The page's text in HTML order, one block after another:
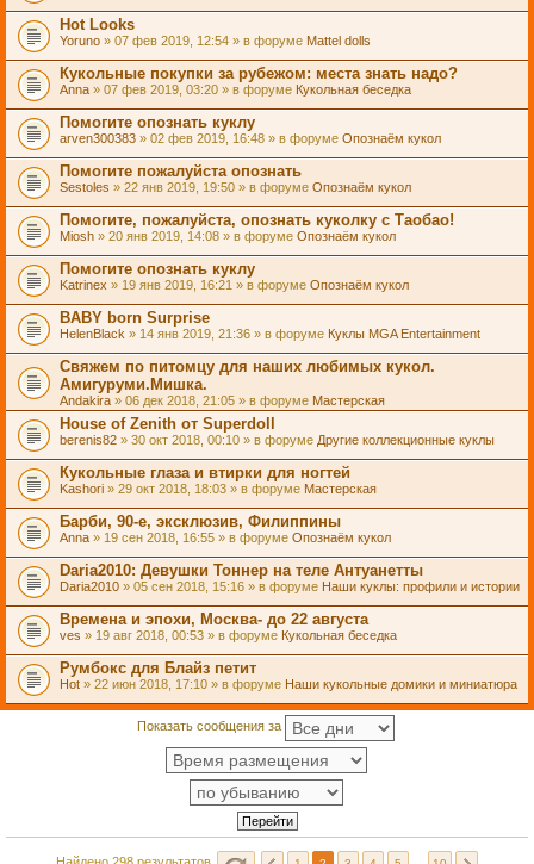
Hot Looks
Yoruno » 07 фев 2019, 12:54 » в форуме Mattel dolls
Кукольные покупки за рубежом: места знать надо?
Anna » 07 фев 2019, 03:20 » в форуме Кукольная беседка
Помогите опознать куклу
arven300383 » 02 фев 2019, 16:48 » в форуме Опознаём кукол
Помогите пожалуйста опознать
Sestoles » 22 янв 2019, 19:50 » в форуме Опознаём кукол
Помогите, пожалуйста, опознать куколку с Таобао!
Miosh » 20 янв 2019, 14:08 » в форуме Опознаём кукол
Помогите опознать куклу
Katrinex » 19 янв 2019, 16:21 » в форуме Опознаём кукол
BABY born Surprise
HelenBlack » 14 янв 2019, 21:36 » в форуме Куклы MGA Entertainment
Свяжем по питомцу для наших любимых кукол.
Амигуруми.Мишка.
Andakira » 06 дек 2018, 21:05 » в форуме Мастерская
House of Zenith от Superdoll
berenis82 » 30 окт 2018, 00:10 » в форуме Другие коллекционные куклы
Кукольные глаза и втирки для ногтей
Kashori » 29 окт 2018, 18:03 » в форуме Мастерская
Барби, 90-е, эксклюзив, Филиппины
Anna » 19 сен 2018, 16:55 » в форуме Опознаём кукол
Daria2010: Девушки Тоннер на теле Антуанетты
Daria2010 » 05 сен 2018, 15:16 » в форуме Наши куклы: профили и истории
Времена и эпохи, Москва- до 22 августа
ves » 19 авг 2018, 00:53 » в форуме Кукольная беседка
Румбокс для Блайз петит
Hot » 22 июн 2018, 17:10 » в форуме Наши кукольные домики и миниатюра
Показать сообщения за